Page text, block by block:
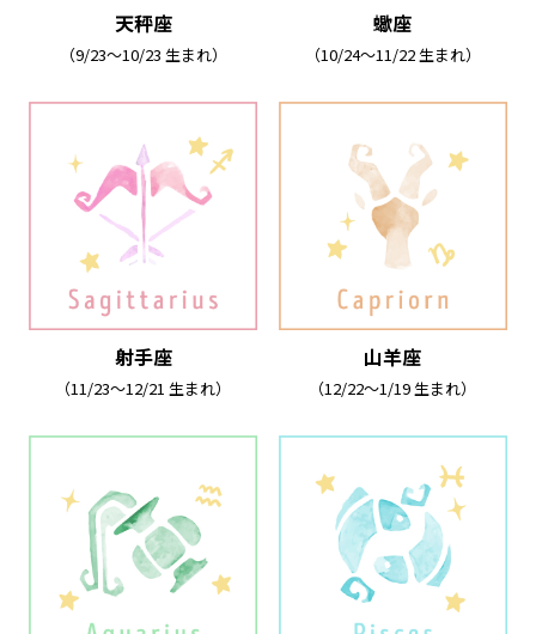
天秤座
（9/23～10/23 生まれ）
蠍座
（10/24～11/22 生まれ）
射手座
（11/23～12/21 生まれ）
山羊座
（12/22～1/19 生まれ）